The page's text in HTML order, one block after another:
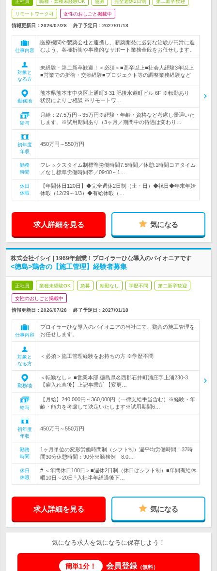
正社員 職種・業種未経験OK 急募 完全週休2日制 第二新卒歓迎
リモートワーク可 女性のおしごと掲載中
情報更新日：2026/07/28 終了予定日： 2027/01/18
仕事内容
医療機関や製薬会社と連携し、新薬開発に必要な治験が円滑に進
むよう、各種折衝や事務的なサポート業務全般をお任せします。
対象と
なる方
未経験・第二新卒歓迎！＜必須＞■高卒以上■社会人経験3年以上
■営業での折衝・交渉経験■プロジェクト等の調整業務経験など
勤務地
熊本県熊本市中央区上通町3-31 肥後水道町ビル 6F ※転勤あり
状況によりご相談 ※リモートワ…
給与
月給：27.5万円～35万円※経験・年齢・資格など考慮し優遇いた
します。※試用期間あり（3ヶ月／期間中の待遇は変わり…
初年度
年収
450万円～550万円
勤務
時間
フレックスタイム制標準労働時間7.5時間／休憩:1時間コアタイム
／なし標準労働時間帯／09:00～1…
休日
休暇
【年間休日120日】◆完全週休2日制（土・日）◆祝日◆年末年始
休暇（12/29～1/3）◆有給休暇（…
求人詳細を見る 気になる
株式会社イシイ | 1969年創業！ブロイラーひな導入のパイオニアです
<徳島>鶏舎の【施工管理】経験者募集
正社員 業種未経験OK 急募 転勤なし 学歴不問 第二新卒歓迎
女性のおしごと掲載中
情報更新日：2026/07/28 終了予定日： 2027/01/18
仕事内容
ブロイラーひな導入のパイオニアの当社にて、鶏舎の施工管理を
お任せします。
対象と
なる方
＜必須＞施工管理経験をお持ちの方 ※学歴不問
勤務地
＜転勤なし＞ ■営業本部 徳島県名西郡石井町浦庄字上浦230-3
【雇入れ直後】上記事業所 【変更…
給与
【月給】240,000円～360,000円（一律支給手当含む）※経験・年
齢・能力を考慮して決定いたします※試用期間6…
初年度
年収
450万円～550万円
勤務
時間
1ヶ月単位の変形労働時間制（シフト制）週平均労働時間：37時
間30分休憩時間：90分※勤務例 8:0…
休日
休暇
# ＜年間休日108日＞■週休2日制（休日はシフト制）■年間有給休
暇10日～20日└入社半年経過後下…
求人詳細を見る 気になる
気になる求人を気になるに保存しよう！
簡単1分！ 会員登録（無料）